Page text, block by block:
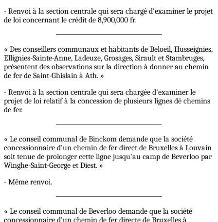
- Renvoi à la section centrale qui sera chargé d'examiner le projet
de loi concernant le crédit de 8,900,000 fr.
« Des conseillers communaux et habitants de Beloeil, Husseignies,
Ellignies-Sainte-Anne, Ladeuze, Grosages, Sirault et Stambruges,
présentent des observations sur la direction à donner au chemin
de fer de Saint-Ghislain à Ath. »
- Renvoi à la section centrale qui sera chargée d'examiner le
projet de loi relatif à la concession de plusieurs lignes dé chemins
de fer.
« Le conseil communal de Binckom demande que la société
concessionnaire d'un chemin de fer direct de Bruxelles à Louvain
soit tenue de prolonger cette ligne jusqu'au camp de Beverloo par
Winghe-Saint-George et Diest. »
- Même renvoi.
« Le conseil communal de Beverloo demande que la société